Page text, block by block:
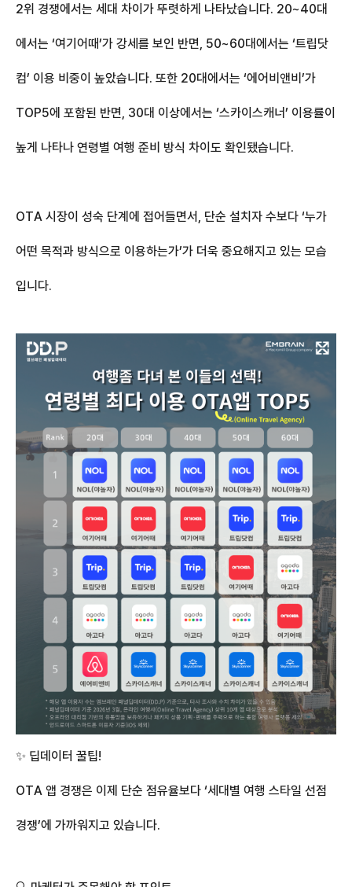
2위 경쟁에서는 세대 차이가 뚜렷하게 나타났습니다. 20~40대
에서는 ‘여기어때’가 강세를 보인 반면, 50~60대에서는 ‘트립닷
컴’ 이용 비중이 높았습니다. 또한 20대에서는 ‘에어비앤비’가
TOP5에 포함된 반면, 30대 이상에서는 ‘스카이스캐너’ 이용률이
높게 나타나 연령별 여행 준비 방식 차이도 확인됐습니다.
OTA 시장이 성숙 단계에 접어들면서, 단순 설치자 수보다 ‘누가
어떤 목적과 방식으로 이용하는가’가 더욱 중요해지고 있는 모습
입니다.
✨ 딥데이터 꿀팁!
OTA 앱 경쟁은 이제 단순 점유율보다 ‘세대별 여행 스타일 선점
경쟁’에 가까워지고 있습니다.